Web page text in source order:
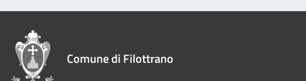
Comune di Filottrano